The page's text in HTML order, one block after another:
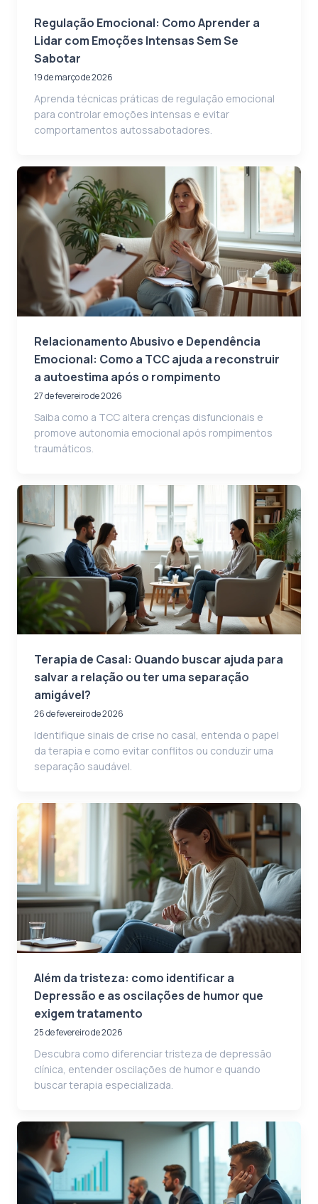
Regulação Emocional: Como Aprender a
Lidar com Emoções Intensas Sem Se
Sabotar
19 de março de 2026
Aprenda técnicas práticas de regulação emocional
para controlar emoções intensas e evitar
comportamentos autossabotadores.
Relacionamento Abusivo e Dependência
Emocional: Como a TCC ajuda a reconstruir
a autoestima após o rompimento
27 de fevereiro de 2026
Saiba como a TCC altera crenças disfuncionais e
promove autonomia emocional após rompimentos
traumáticos.
Terapia de Casal: Quando buscar ajuda para
salvar a relação ou ter uma separação
amigável?
26 de fevereiro de 2026
Identifique sinais de crise no casal, entenda o papel
da terapia e como evitar conflitos ou conduzir uma
separação saudável.
Além da tristeza: como identificar a
Depressão e as oscilações de humor que
exigem tratamento
25 de fevereiro de 2026
Descubra como diferenciar tristeza de depressão
clínica, entender oscilações de humor e quando
buscar terapia especializada.